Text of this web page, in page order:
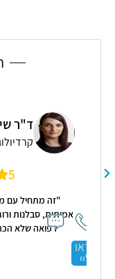
קראו
עליי
ד"ר
5
"זה מתחיל עם
אמיתית, סבלנות
רפואה שלא